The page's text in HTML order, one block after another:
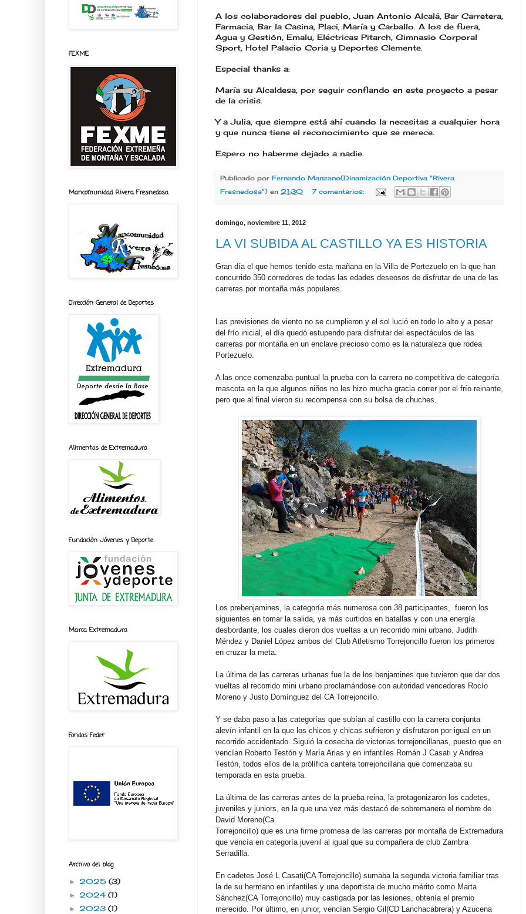
A los colaboradores del pueblo, Juan Antonio Alcalá, Bar Carretera,
Farmacia, Bar la Casina, Placi, María y Carballo. A los de fuera,
Agua y Gestión, Emalu, Eléctricas Pitarch, Gimnasio Corporal
Sport, Hotel Palacio Coria y Deportes Clemente.
Especial thanks a:
María su Alcaldesa, por seguir confiando en este proyecto a pesar
de la crisis.
Y a Julia, que siempre está ahí cuando la necesitas a cualquier hora
y que nunca tiene el reconocimiento que se merece.
Espero no haberme dejado a nadie.
Publicado por Fernando Manzano(Dinamización Deportiva "Rivera
Fresnedosa") en 21:30 7 comentarios:
domingo, noviembre 11, 2012
LA VI SUBIDA AL CASTILLO YA ES HISTORIA
Gran día el que hemos tenido esta mañana en la Villa de Portezuelo en la que han
concurrido 350 corredores de todas las edades deseosos de disfrutar de una de las
carreras por montaña más populares.
Las previsiones de viento no se cumplieron y el sol lució en todo lo alto y a pesar
del frío inicial, el día quedó estupendo para disfrutar del espectáculos de las
carreras por montaña en un enclave precioso como es la naturaleza que rodea
Portezuelo.
A las once comenzaba puntual la prueba con la carrera no competitiva de categoría
mascota en la que algunos niños no les hizo mucha gracia correr por el frío reinante,
pero que al final vieron su recompensa con su bolsa de chuches.
Los prebenjamines, la categoría más numerosa con 38 participantes, fueron los
siguientes en tomar la salida, ya más curtidos en batallas y con una energía
desbordante, los cuales dieron dos vueltas a un recorrido mini urbano. Judith
Méndez y Daniel López ambos del Club Atletismo Torrejoncillo fueron los primeros
en cruzar la meta.
La última de las carreras urbanas fue la de los benjamines que tuvieron que dar dos
vueltas al recorrido mini urbano proclamándose con autoridad vencedores Rocío
Moreno y Justo Domínguez del CA Torrejoncillo.
Y se daba paso a las categorías que subían al castillo con la carrera conjunta
alevín-infantil en la que los chicos y chicas sufrieron y disfrutaron por igual en un
recorrido accidentado. Siguió la cosecha de victorias torrejoncillanas, puesto que en
vencían Roberto Testón y María Arias y en infantiles Román J Casati y Andrea
Testón, todos ellos de la prólífica cantera torrejoncillana que comenzaba su
temporada en esta prueba.
La última de las carreras antes de la prueba reina, la protagonizaron los cadetes,
juveniles y juniors, en la que una vez más destacó de sobremanera el nombre de
David Moreno(Ca
Torrejoncillo) que es una firme promesa de las carreras por montaña de Extremadura
que vencía en categoría juvenil al igual que su compañera de club Zambra
Serradilla.
En cadetes José L Casati(CA Torrejoncillo) sumaba la segunda victoria familiar tras
la de su hermano en infantiles y una deportista de mucho mérito como Marta
Sánchez(CA Torrejoncillo) muy castigada por las lesiones, obtenía el premio
merecido. Por último, en junior, vencían Sergio Gil(CD Lanchacabrera) y Azucena
FEXME
Mancomunidad Rivera Fresnedosa
Dirección General de Deportes
Alimentos de Extremadura
Fundación Jóvenes y Deporte
Marca Extremadura
Fondos Feder
Archivo del blog
► 2025 (3)
► 2024 (1)
► 2023 (1)